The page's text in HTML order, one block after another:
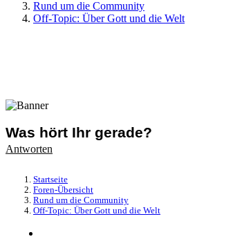
Rund um die Community
Off-Topic: Über Gott und die Welt
Was hört Ihr gerade?
Antworten
Startseite
Foren-Übersicht
Rund um die Community
Off-Topic: Über Gott und die Welt